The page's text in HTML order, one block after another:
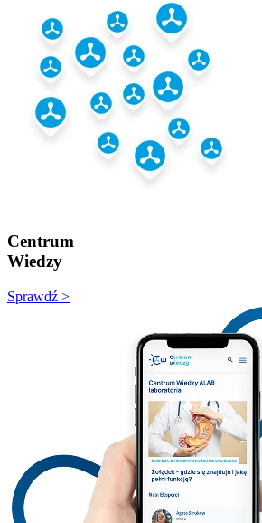
Centrum
Wiedzy
Sprawdź >